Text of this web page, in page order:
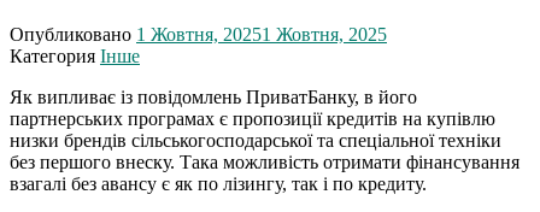
Опубликовано 1 Жовтня, 20251 Жовтня, 2025
Категория Інше
Як випливає із повідомлень ПриватБанку, в його
партнерських програмах є пропозиції кредитів на купівлю
низки брендів сільськогосподарської та спеціальної техніки
без першого внеску. Така можливість отримати фінансування
взагалі без авансу є як по лізингу, так і по кредиту.